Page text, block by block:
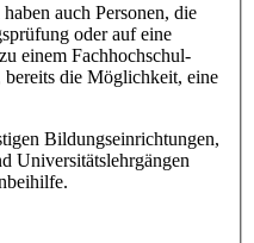
auch Personen, die
oder auf eine
einem Fachhochschul-
die Möglichkeit, eine
Bildungseinrichtungen,
Universitätslehrgängen